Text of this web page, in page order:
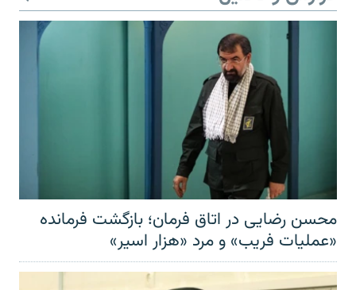
محسن رضایی در اتاق فرمان؛ بازگشت فرمانده
«عملیات فریب» و مرد «هزار اسیر»